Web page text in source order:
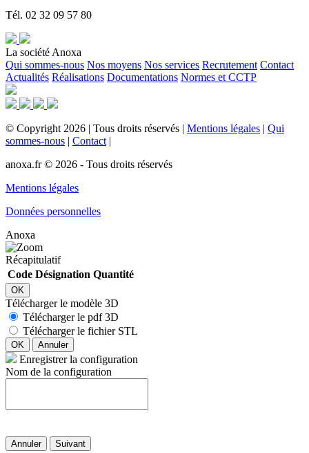
Tél. 02 32 09 57 80
La société Anoxa
Qui sommes-nous Nos moyens Nos services Recrutement Contact
Actualités Réalisations Documentations Normes et CCTP
© Copyright 2026 | Tous droits réservés | Mentions légales | Qui
sommes-nous | Contact |
anoxa.fr © 2026 - Tous droits réservés
Mentions légales
Données personnelles
Anoxa
Récapitulatif
Code Désignation Quantité
OK
Télécharger le modèle 3D
Télécharger le pdf 3D
Télécharger le fichier STL
OK Annuler
Enregistrer la configuration
Nom de la configuration
Annuler Suivant